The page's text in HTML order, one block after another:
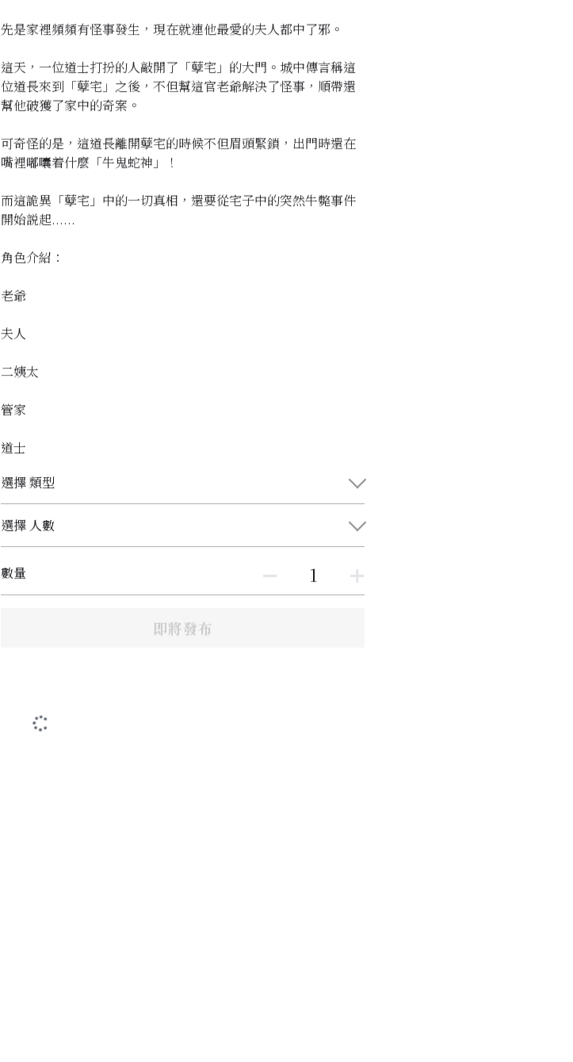
先是家裡頻頻有怪事發生，現在就連他最愛的夫人都中了邪。
這天，一位道士打扮的人敲開了「孽宅」的大門。城中傳言稱這
位道長來到「孽宅」之後，不但幫這官老爺解決了怪事，順帶還
幫他破獲了家中的奇案。
可奇怪的是，這道長離開孽宅的時候不但眉頭緊鎖，出門時還在
嘴裡嘟囔着什麼「牛鬼蛇神」！
而這詭異「孽宅」中的一切真相，還要從宅子中的突然牛斃事件
開始説起......
角色介紹：
老爺
夫人
二姨太
管家
道士
選擇 類型
選擇 人數
數量
即將發布